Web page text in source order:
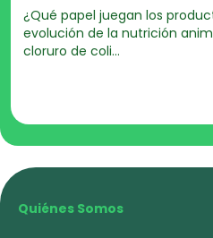
¿Qué papel juegan los
evolución de la nutrición
cloruro de coli...
Quiénes Somos